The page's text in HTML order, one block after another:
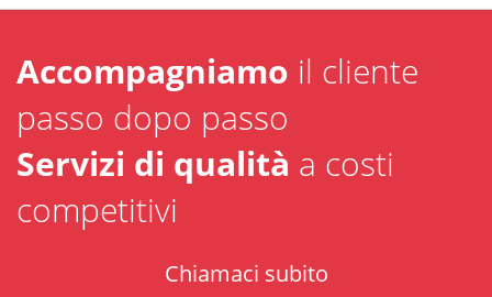
Accompagniamo il cliente
passo dopo passo
Servizi di qualità a costi
competitivi
Chiamaci subito